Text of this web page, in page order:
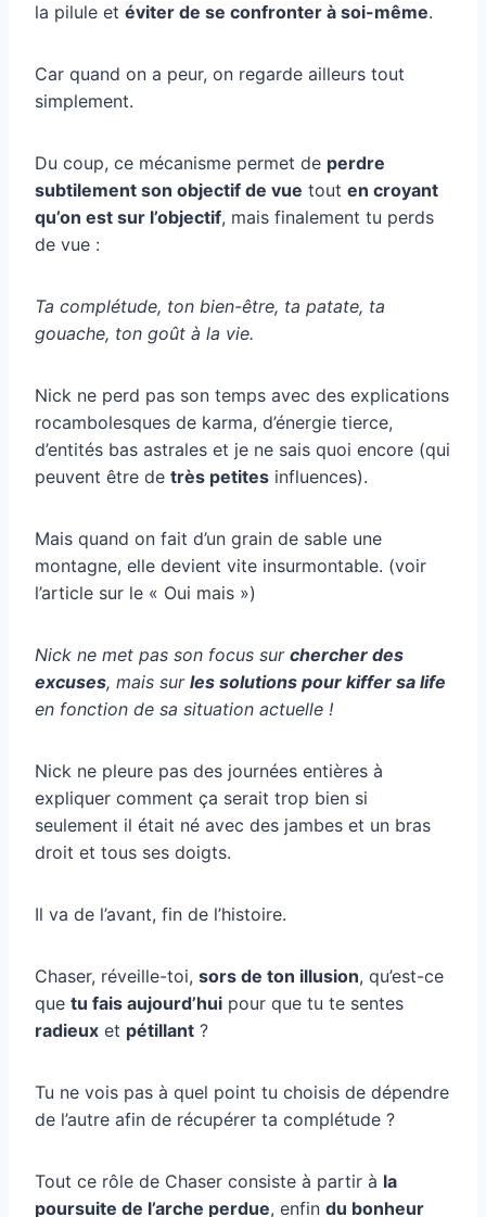
la pilule et éviter de se confronter à soi-même.
Car quand on a peur, on regarde ailleurs tout
simplement.
Du coup, ce mécanisme permet de perdre
subtilement son objectif de vue tout en croyant
qu’on est sur l’objectif, mais finalement tu perds
de vue :
Ta complétude, ton bien-être, ta patate, ta
gouache, ton goût à la vie.
Nick ne perd pas son temps avec des explications
rocambolesques de karma, d’énergie tierce,
d’entités bas astrales et je ne sais quoi encore (qui
peuvent être de très petites influences).
Mais quand on fait d’un grain de sable une
montagne, elle devient vite insurmontable. (voir
l’article sur le « Oui mais »)
Nick ne met pas son focus sur chercher des
excuses, mais sur les solutions pour kiffer sa life
en fonction de sa situation actuelle !
Nick ne pleure pas des journées entières à
expliquer comment ça serait trop bien si
seulement il était né avec des jambes et un bras
droit et tous ses doigts.
Il va de l’avant, fin de l’histoire.
Chaser, réveille-toi, sors de ton illusion, qu’est-ce
que tu fais aujourd’hui pour que tu te sentes
radieux et pétillant ?
Tu ne vois pas à quel point tu choisis de dépendre
de l’autre afin de récupérer ta complétude ?
Tout ce rôle de Chaser consiste à partir à la
poursuite de l’arche perdue, enfin du bonheur